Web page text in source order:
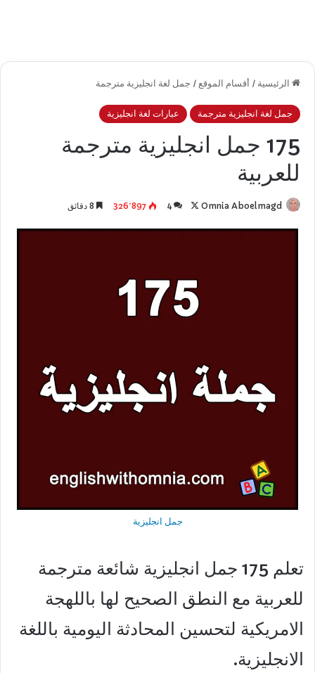
الرئيسية / أقسام الموقع/ جمل لغة انجليزية مترجمة
جمل لغة انجليزية مترجمة عبارات لغة انجليزية
175 جمل انجليزية مترجمة
للعربية
Omnia Aboelmagd
تابع
4 326٬897
جمل انجليزية
تعلم 175 جمل انجليزية شائعة مترجمة
للعربية مع النطق الصحيح لها باللهجة
الامريكية لتحسين المحادثة اليومية باللغة
الانجليزية.